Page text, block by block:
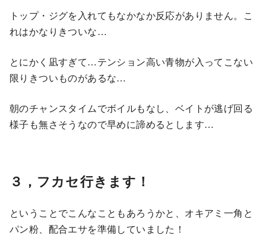
トップ・ジグを入れてもなかなか反応がありません。こ
れはかなりきついな…
とにかく凪すぎて…テンション高い青物が入ってこない
限りきついものがあるな…
朝のチャンスタイムでボイルもなし、ベイトが逃げ回る
様子も無さそうなので早めに諦めるとします…
３，フカセ行きます！
ということでこんなこともあろうかと、オキアミ一角と
パン粉、配合エサを準備していました！